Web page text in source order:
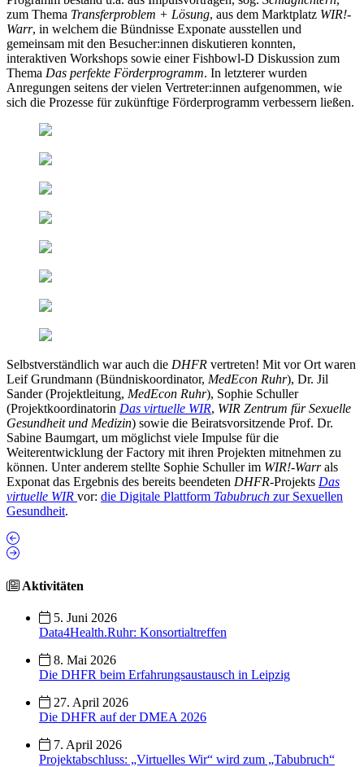
zum Thema Transferproblem + Lösung, aus dem Marktplatz WIR!-
Warr, in welchem die Bündnisse Exponate ausstellen und
gemeinsam mit den Besucher:innen diskutieren konnten,
interaktiven Workshops sowie einer Fishbowl-D Diskussion zum
Thema Das perfekte Förderprogramm. In letzterer wurden
Anregungen seitens der vielen Vertreter:innen aufgenommen, wie
sich die Prozesse für zukünftige Förderprogramm verbessern ließen.
Selbstverständlich war auch die DHFR vertreten! Mit vor Ort waren
Leif Grundmann (Bündniskoordinator, MedEcon Ruhr), Dr. Jil
Sander (Projektleitung, MedEcon Ruhr), Sophie Schuller
(Projektkoordinatorin Das virtuelle WIR, WIR Zentrum für Sexuelle
Gesundheit und Medizin) sowie die Beiratsvorsitzende Prof. Dr.
Sabine Baumgart, um möglichst viele Impulse für die
Weiterentwicklung der Factory mit ihren Projekten mitnehmen zu
können. Unter anderem stellte Sophie Schuller im WIR!-Warrals
Exponat das Ergebnis des bereits beendeten DHFR-Projekts Das
virtuelle WIR vor: die Digitale Plattform Tabubruch zur Sexuellen
Gesundheit.
Aktivitäten
5. Juni 2026
Data4Health.Ruhr: Konsortialtreffen
8. Mai 2026
Die DHFR beim Erfahrungsaustausch in Leipzig
27. April 2026
Die DHFR auf der DMEA 2026
7. April 2026
Projektabschluss: „Virtuelles Wir“ wird zum „Tabubruch“